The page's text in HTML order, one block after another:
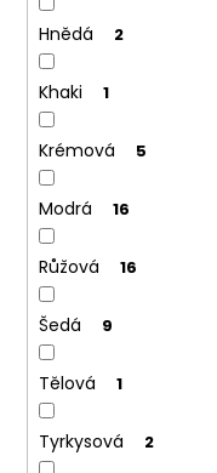
Hnědá 2
Khaki 1
Krémová 5
Modrá 16
Růžová 16
Šedá 9
Tělová 1
Tyrkysová 2